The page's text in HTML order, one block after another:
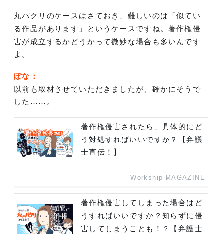
丸パクリのケースはさておき、難しいのは「似てい
る作品があります」というケースですね。著作権侵
害が成立するかどうかって微妙な場合も多いんです
よ。
ぽな：
以前も取材させていただきましたが、確かにそうで
した……。
著作権侵害されたら、具体的にど
う対処すればいいですか？【弁護
士直伝！】
Workship MAGAZINE
著作権侵害してしまった場合はど
うすればいいですか？知らずに侵
害してしまうことも！？【弁護士